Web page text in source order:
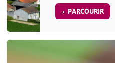
+ PARCOURIR